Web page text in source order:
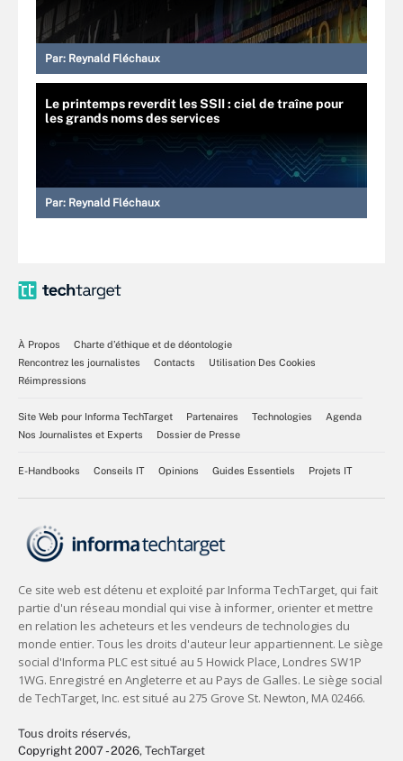
Par: Reynald Fléchaux
Le printemps reverdit les SSII : ciel de traîne pour
les grands noms des services
Par: Reynald Fléchaux
À Propos
Charte d’éthique et de déontologie
Rencontrez les journalistes
Contacts
Utilisation Des Cookies
Réimpressions
Site Web pour Informa TechTarget Partenaires Technologies
Agenda
Nos Journalistes et Experts
Dossier de Presse
E-Handbooks Conseils IT Opinions Guides Essentiels Projets IT
Tous droits réservés,
Copyright 2007 - 2026, TechTarget